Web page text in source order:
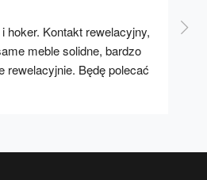
hoker. Kontakt rewelacyjny,
meble solidne, bardzo
rewelacyjnie. Będę polecać
A